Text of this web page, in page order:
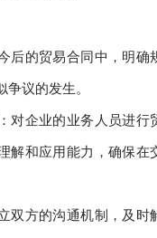
后的贸易合同中，明确
议的发生。
：对企业的业务人员进行
解和应用能力，确保在
双方的沟通机制，及时